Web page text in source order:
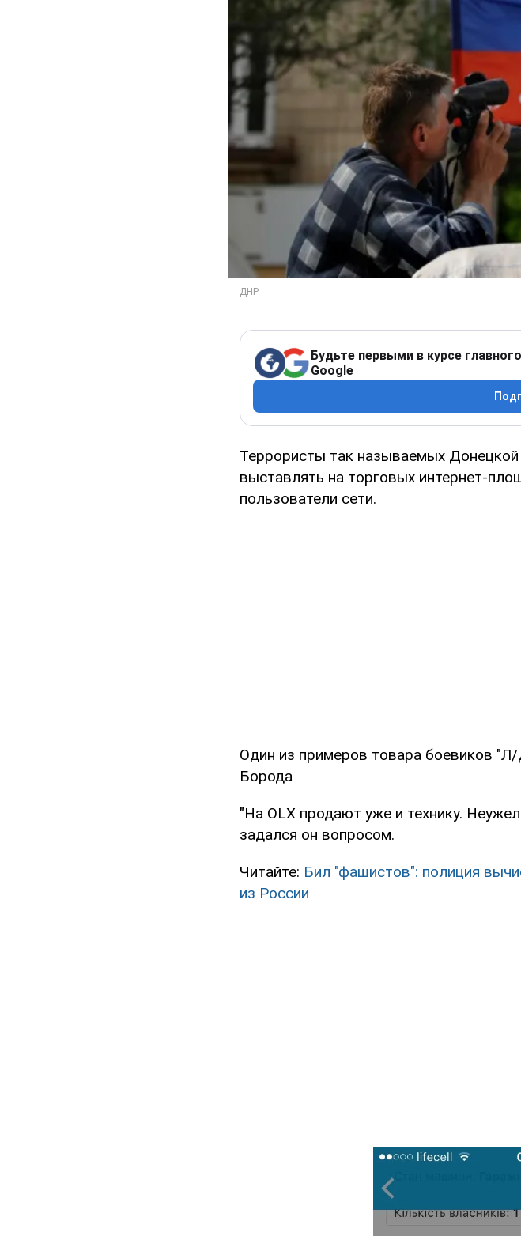
Будьте первыми в курсе
Google
Террористы так называемых Донецкой
выставлять на торговых интернет-
пользователи сети.
Один из примеров товара боевиков
"На OLX продают уже и технику.
задался он вопросом.
Читайте: Бил "фашистов": полиция
из России